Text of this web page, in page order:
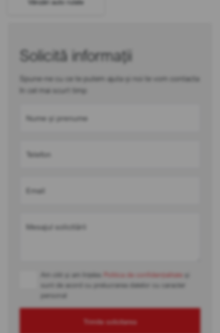
Vânzări auto rulate
Solicită informații
Spune-ne cu ce te putem ajuta și noi te vom contacta
în cel mai scurt timp
Nume și prenume
Telefon
Email
Mesajul solicitării
Am citit și am înțeles Politica de confidențialitate
sunt de acord cu prelucrarea datelor cu caracter
personal
Trimite solicitarea